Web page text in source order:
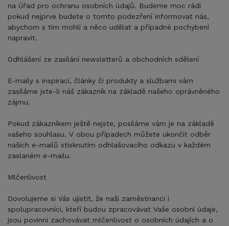
na Úřad pro ochranu osobních údajů. Budeme moc rádi
pokud nejprve budete o tomto podezření informovat nás,
abychom s tím mohli a něco udělat a případné pochybení
napravit.
Odhlášení ze zasílání newsletterů a obchodních sdělení
E-maily s inspirací, články či produkty a službami vám
zasíláme jste-li náš zákazník na základě našeho oprávněného
zájmu.
Pokud zákazníkem ještě nejste, posíláme vám je na základě
vašeho souhlasu. V obou případech můžete ukončit odběr
našich e-mailů stisknutím odhlašovacího odkazu v každém
zaslaném e-mailu.
Mlčenlivost
Dovolujeme si Vás ujistit, že naši zaměstnanci i
spolupracovníci, kteří budou zpracovávat Vaše osobní údaje,
jsou povinni zachovávat mlčenlivost o osobních údajích a o